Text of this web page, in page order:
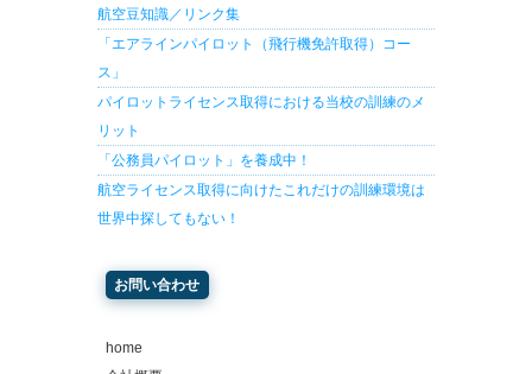
航空豆知識／リンク集
「エアラインパイロット（飛行機免許取得）コー
ス」
パイロットライセンス取得における当校の訓練のメ
リット
「公務員パイロット」を養成中！
航空ライセンス取得に向けたこれだけの訓練環境は
世界中探してもない！
お問い合わせ
home